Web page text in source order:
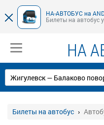
НА-АВТОБУС на
Билеты на автобус
НА
Билеты на автобус